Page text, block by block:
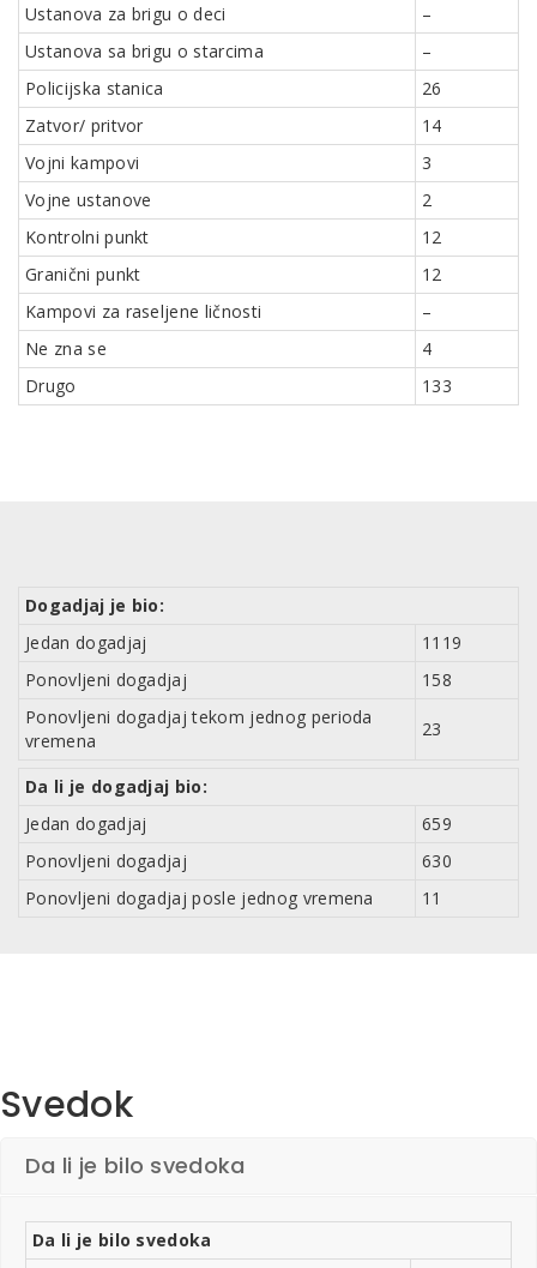
Ustanova za brigu o deci
–
Ustanova sa brigu o starcima
–
Policijska stanica
26
Zatvor/ pritvor
14
Vojni kampovi
3
Vojne ustanove
2
Kontrolni punkt
12
Granični punkt
12
Kampovi za raseljene ličnosti
–
Ne zna se
4
Drugo
133
Dogadjaj je bio:
Jedan dogadjaj
1119
Ponovljeni dogadjaj
158
Ponovljeni dogadjaj tekom jednog perioda
vremena
23
Da li je dogadjaj bio:
Jedan dogadjaj
659
Ponovljeni dogadjaj
630
Ponovljeni dogadjaj posle jednog vremena
11
Svedok
Da li je bilo svedoka
Da li je bilo svedoka